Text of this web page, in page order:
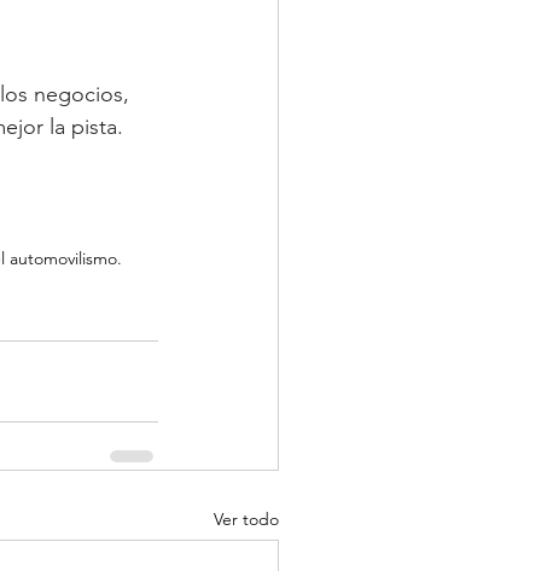
negocios,
la pista.
automovilismo.
Ver todo